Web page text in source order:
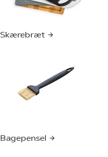
Skærebræt
Bagepensel